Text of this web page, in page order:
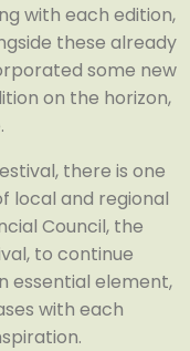
with each edition,
these already
some new
on the horizon,
there is one
local and regional
Council, the
to continue
essential element,
with each